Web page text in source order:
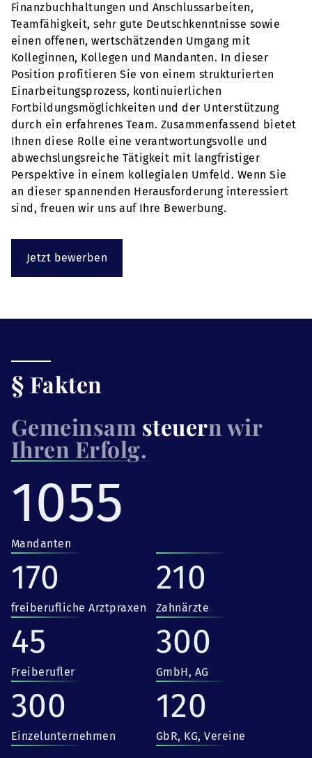
Finanzbuchhaltungen und Anschlussarbeiten,
Teamfähigkeit, sehr gute Deutschkenntnisse sowie
einen offenen, wertschätzenden Umgang mit
Kolleginnen, Kollegen und Mandanten. In dieser
Position profitieren Sie von einem strukturierten
Einarbeitungsprozess, kontinuierlichen
Fortbildungsmöglichkeiten und der Unterstützung
durch ein erfahrenes Team. Zusammenfassend bietet
Ihnen diese Rolle eine verantwortungsvolle und
abwechslungsreiche Tätigkeit mit langfristiger
Perspektive in einem kollegialen Umfeld. Wenn Sie
an dieser spannenden Herausforderung interessiert
sind, freuen wir uns auf Ihre Bewerbung.
Jetzt bewerben
§ Fakten
Gemeinsam steuern wir
Ihren Erfolg.
1055
Mandanten
170
freiberufliche Arztpraxen
210
Zahnärzte
45
Freiberufler
300
GmbH, AG
300
Einzelunternehmen
120
GbR, KG, Vereine